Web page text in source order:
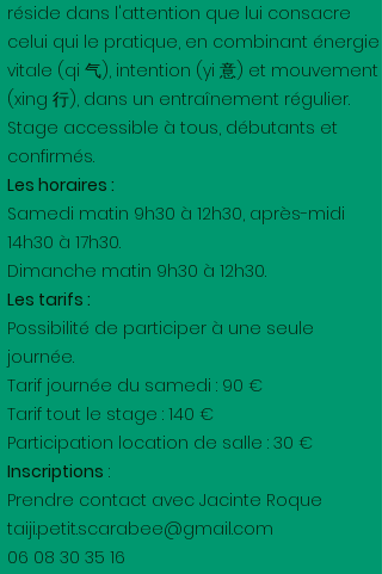
réside dans l'attention que lui consacre
celui qui le pratique, en combinant énergie
vitale (qi 气), intention (yi 意) et mouvement
(xing 行), dans un entraînement régulier.
Stage accessible à tous, débutants et
confirmés.
Les horaires :
Samedi matin 9h30 à 12h30, après-midi
14h30 à 17h30.
Dimanche matin 9h30 à 12h30.
Les tarifs :
Possibilité de participer à une seule
journée.
Tarif journée du samedi : 90 €
Tarif tout le stage : 140 €
Participation location de salle : 30 €
Inscriptions :
Prendre contact avec Jacinte Roque
taiji.petit.scarabee@gmail.com
06 08 30 35 16